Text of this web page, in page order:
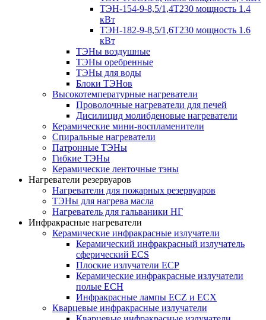
ТЭН-154-9-8,5/1,4Т230 мощность 1.4
кВт
ТЭН-182-9-8,5/1,6Т230 мощность 1.6
кВт
ТЭНы воздушные
ТЭНы оребренные
ТЭНы для воды
Блоки ТЭНов
Высокотемпературные нагреватели
Проволочные нагреватели для печей
Дисилицид молибденовые нагреватели
Керамические мини-воспламенители
Спиральные нагреватели
Патронные ТЭНы
Гибкие ТЭНы
Керамические ленточные тэны
Нагреватели резервуаров
Нагреватели для пожарных резервуаров
ТЭНы для нагрева масла
Нагреватель для гальваники НГ
Инфракрасные нагреватели
Керамические инфракрасные излучатели
Керамический инфракрасный излучатель
сферический ECS
Плоские излучатели ECP
Керамические инфракрасные излучатели
полые ECH
Инфракрасные лампы ECZ и ECX
Кварцевые инфракрасные излучатели